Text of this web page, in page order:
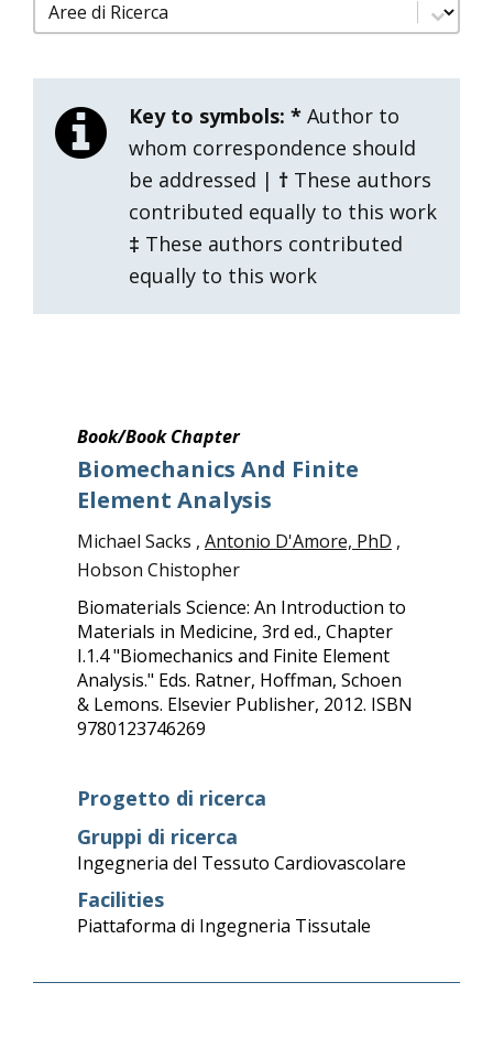
Select content
Key to symbols: *Author to
whom correspondence should
be addressed | †These authors
contributed equally to this work
‡ These authors contributed
equally to this work
Book/Book Chapter
Biomechanics And Finite
Element Analysis
Michael Sacks , Antonio D'Amore, PhD ,
Hobson Chistopher
Biomaterials Science: An Introduction to
Materials in Medicine, 3rd ed., Chapter
I.1.4 "Biomechanics and Finite Element
Analysis." Eds. Ratner, Hoffman, Schoen
& Lemons. Elsevier Publisher, 2012. ISBN
9780123746269
Progetto di ricerca
Gruppi di ricerca
Ingegneria del Tessuto Cardiovascolare
Facilities
Piattaforma di Ingegneria Tissutale